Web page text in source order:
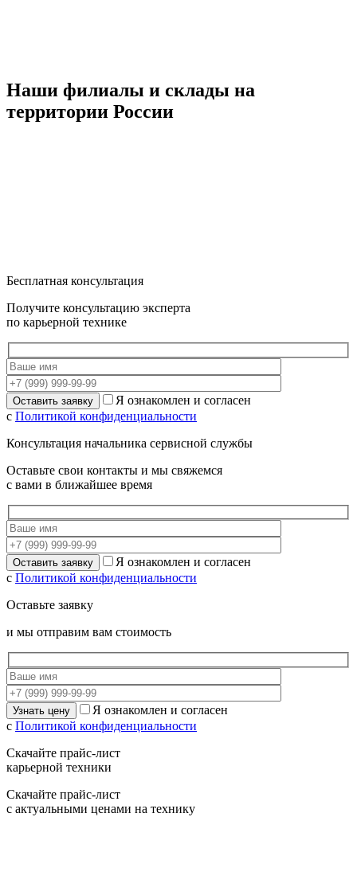
Наши филиалы и склады на
территории России
Бесплатная консультация
Получите консультацию эксперта
по карьерной технике
Я ознакомлен и согласен
с Политикой конфиденциальности
Консультация начальника сервисной службы
Оставьте свои контакты и мы свяжемся
с вами в ближайшее время
Я ознакомлен и согласен
с Политикой конфиденциальности
Оставьте заявку
и мы отправим вам стоимость
Я ознакомлен и согласен
с Политикой конфиденциальности
Скачайте прайс-лист
карьерной техники
Скачайте прайс-лист
с актуальными ценами на технику